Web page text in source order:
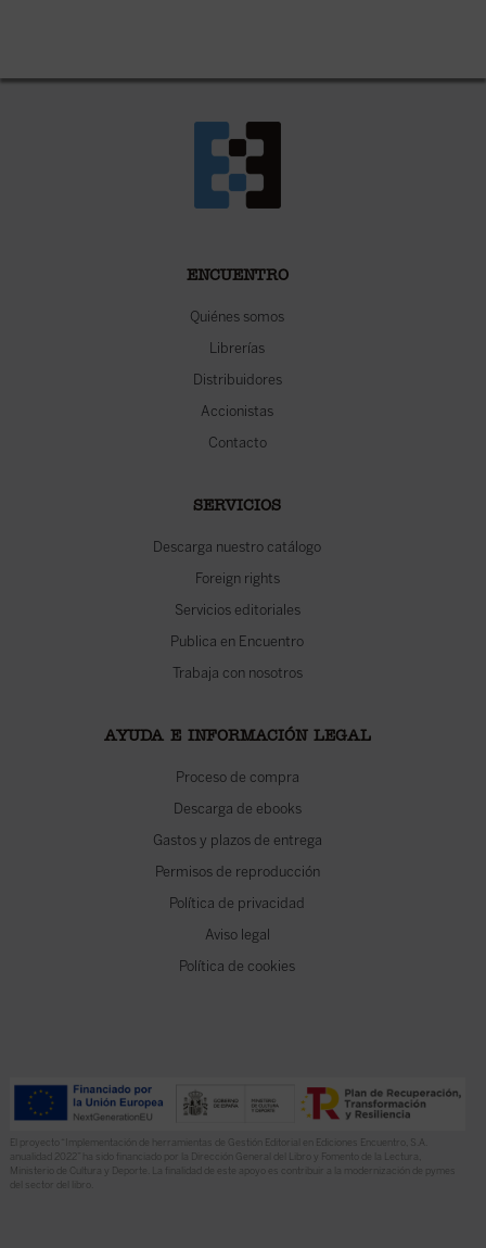
ENCUENTRO
Quiénes somos
Librerías
Distribuidores
Accionistas
Contacto
SERVICIOS
Descarga nuestro catálogo
Foreign rights
Servicios editoriales
Publica en Encuentro
Trabaja con nosotros
AYUDA E INFORMACIÓN LEGAL
Proceso de compra
Descarga de ebooks
Gastos y plazos de entrega
Permisos de reproducción
Política de privacidad
Aviso legal
Política de cookies
El proyecto “Implementación de herramientas de Gestión Editorial en Ediciones Encuentro, S.A.
anualidad 2022” ha sido financiado por la Dirección General del Libro y Fomento de la Lectura,
Ministerio de Cultura y Deporte. La finalidad de este apoyo es contribuir a la modernización de pymes
del sector del libro.